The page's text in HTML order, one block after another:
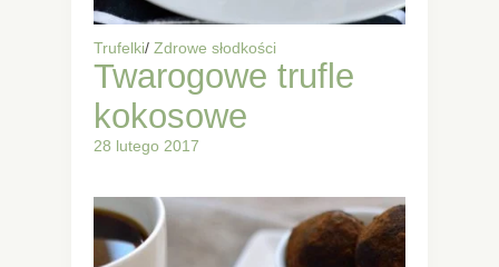
Trufelki/ Zdrowe słodkości
Twarogowe trufle
kokosowe
28 lutego 2017